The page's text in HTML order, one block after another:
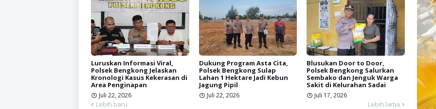
Luruskan Informasi Viral,
Polsek Bengkong Jelaskan
Kronologi Kasus Kekerasan di
Area Penginapan
Juli 22, 2026
Dukung Program Asta Cita,
Polsek Bengkong Sulap
Lahan 1 Hektare Jadi Kebun
Jagung Pipil
Juli 22, 2026
Blusukan Door to Door,
Polsek Bengkong Salurkan
Sembako dan Jenguk Warga
Sakit di Kelurahan Sadai
Juli 17, 2026
Lebih baru Lebih lama